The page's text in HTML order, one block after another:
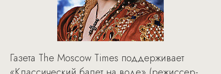
Газета The Moscow Times поддерживает